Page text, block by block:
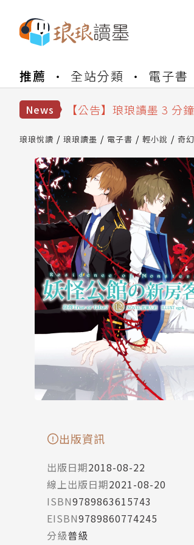
推薦 全站分類 電子書
News
【公告】琅琅讀墨數位
【公告】琅琅讀墨 3 分
【公告】琅琅讀墨數位
琅琅悅讀 琅琅讀墨 電子書 輕小說 奇
出版資訊
出版日期2018-08-22
線上出版日期2021-08-20
ISBN9789863615743
EISBN9789860774245
分級普級